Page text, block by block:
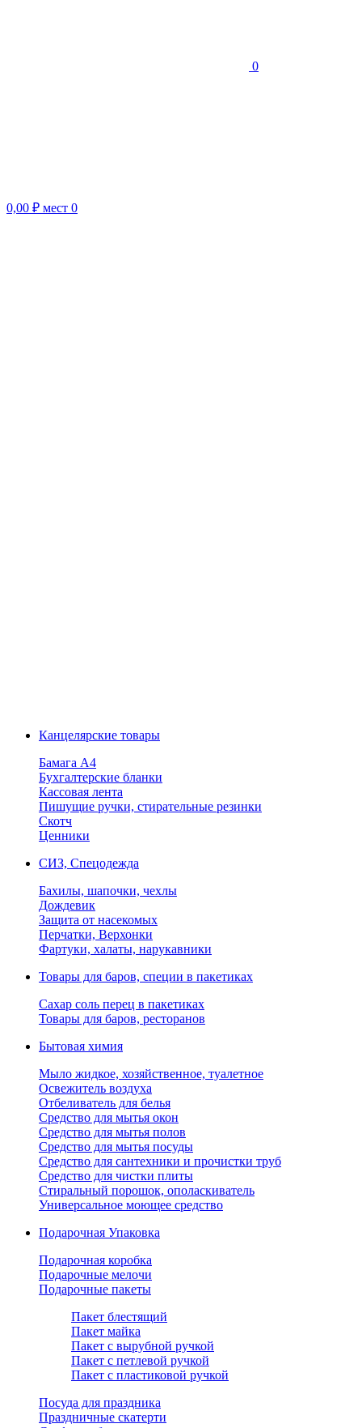
0
0,00 ₽ мест 0
Канцелярские товары
Бамага А4
Бухгалтерские бланки
Кассовая лента
Пишущие ручки, стирательные резинки
Скотч
Ценники
СИЗ, Спецодежда
Бахилы, шапочки, чехлы
Дождевик
Защита от насекомых
Перчатки, Верхонки
Фартуки, халаты, нарукавники
Товары для баров, специи в пакетиках
Сахар соль перец в пакетиках
Товары для баров, ресторанов
Бытовая химия
Мыло жидкое, хозяйственное, туалетное
Освежитель воздуха
Отбеливатель для белья
Средство для мытья окон
Средство для мытья полов
Средство для мытья посуды
Средство для сантехники и прочистки труб
Средство для чистки плиты
Стиральный порошок, ополаскиватель
Универсальное моющее средство
Подарочная Упаковка
Подарочная коробка
Подарочные мелочи
Подарочные пакеты
Пакет блестящий
Пакет майка
Пакет с вырубной ручкой
Пакет с петлевой ручкой
Пакет с пластиковой ручкой
Посуда для праздника
Праздничные скатерти